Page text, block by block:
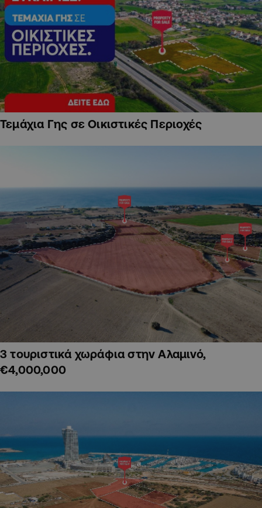
Τεμάχια Γης σε Οικιστικές Περιοχές
3 τουριστικά χωράφια στην Αλαμινό,
€4,000,000